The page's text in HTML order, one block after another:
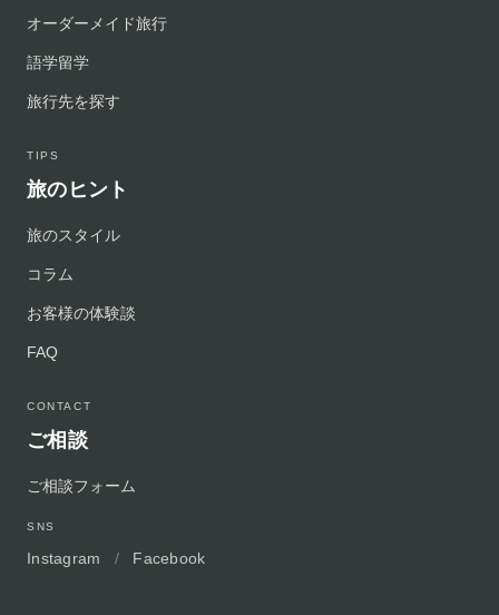
オーダーメイド旅行
語学留学
旅行先を探す
TIPS
旅のヒント
旅のスタイル
コラム
お客様の体験談
FAQ
CONTACT
ご相談
ご相談フォーム
SNS
Instagram / Facebook